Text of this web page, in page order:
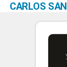
CARLOS